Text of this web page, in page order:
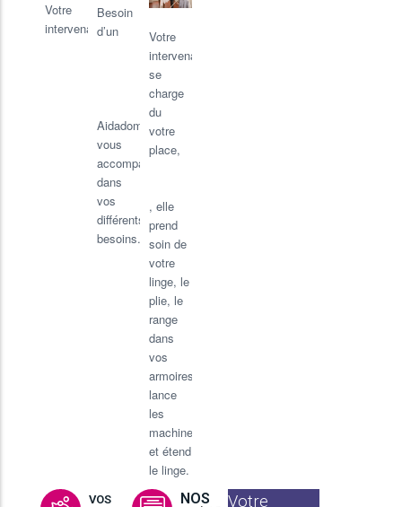
Votre
intervenantes’adapte
Besoin
d’un
ponctuellement
Aidadomi
vous
accompagne
dans
vos
différents
besoins.
Votre
intervenante
se
charge
du
votre
place,
, elle
prend
soin de
votre
linge, le
plie, le
range
dans
vos
armoires,
lance
les
machines,
et étend
le linge.
VOS
NOS
Votre